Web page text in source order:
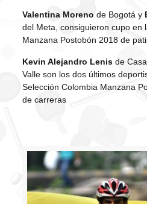
Valentina Moreno de Bogotá y
del Meta, consiguieron cupo en
Manzana Postobón 2018 de
Kevin Alejandro Lenisde
Valle son los dos últimos
Selección Colombia Manzana
de carreras